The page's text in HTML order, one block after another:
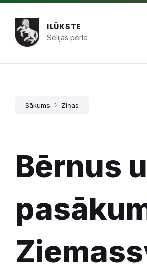
Pāriet
saturu
Skip
navigation
Skip
footer
ILŪKSTE
Sēlijas pērle
Sākums Ziņas
Bērnus